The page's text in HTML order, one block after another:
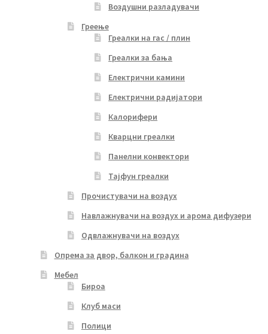
Воздушни разладувачи
Греење
Греалки на гас / плин
Греалки за бања
Електрични камини
Електрични радијатори
Калорифери
Кварцни греалки
Панелни конвектори
Тајфун греалки
Прочистувачи на воздух
Навлажнувачи на воздух и арома дифузери
Одвлажнувачи на воздух
Опрема за двор, балкон и градина
Мебел
Бироа
Клуб маси
Полици